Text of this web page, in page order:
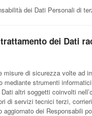
dei Dati Personali di
dei Dati
misure di sicurezza volte ad
mediante strumenti
altri soggetti coinvolti
di servizi tecnici terzi,
aggiornato dei Responsabili